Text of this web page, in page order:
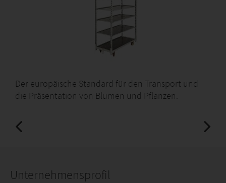
Der europäische Standard für den Transport und
die Präsentation von Blumen und Pflanzen.
Unternehmensprofil